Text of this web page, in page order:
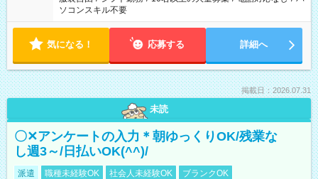
ソコンスキル不要
気になる！ 応募する 詳細へ
掲載日：2026.07.31
未読
〇✕アンケートの入力＊朝ゆっくりOK/残業な
し週3～/日払いOK(^^)/
派遣 職種未経験OK 社会人未経験OK
ブランクOK